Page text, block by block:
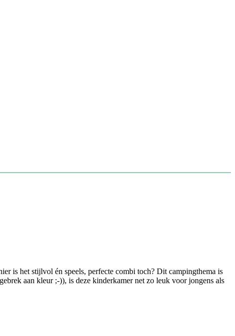
is het stijlvol én speels, perfecte combi toch? Dit campingthema is
aan kleur ;-)), is deze kinderkamer net zo leuk voor jongens als